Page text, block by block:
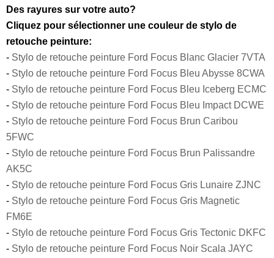
Des rayures sur votre auto?
Cliquez pour sélectionner une couleur de stylo de
retouche peinture:
- Stylo de retouche peinture Ford Focus Blanc Glacier 7VTA
- Stylo de retouche peinture Ford Focus Bleu Abysse 8CWA
- Stylo de retouche peinture Ford Focus Bleu Iceberg ECMC
- Stylo de retouche peinture Ford Focus Bleu Impact DCWE
- Stylo de retouche peinture Ford Focus Brun Caribou
5FWC
- Stylo de retouche peinture Ford Focus Brun Palissandre
AK5C
- Stylo de retouche peinture Ford Focus Gris Lunaire ZJNC
- Stylo de retouche peinture Ford Focus Gris Magnetic
FM6E
- Stylo de retouche peinture Ford Focus Gris Tectonic DKFC
- Stylo de retouche peinture Ford Focus Noir Scala JAYC